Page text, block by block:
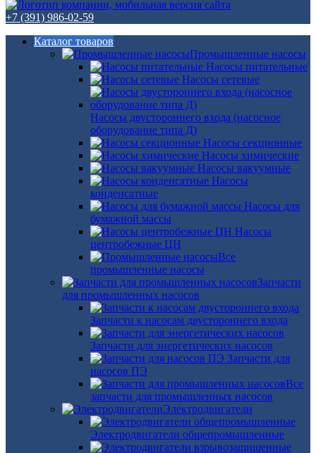
+7 (391) 986-02-59
Каталог товаров
Промышленные насосы
Насосы питательные
Насосы сетевые
Насосы двустороннего входа (насосное
оборудование типа Д)
Насосы секционные
Насосы химические
Насосы вакуумные
Насосы
конденсатные
Насосы для
бумажной массы
Насосы
центробежные ЦН
Все
промышленные насосы
Запчасти
для промышленных насосов
Запчасти к насосам двустороннего входа
Запчасти для энергетических насосов
Запчасти для
насосов ПЭ
Все
запчасти для промышленных насосов
Электродвигатели
Электродвигатели общепромышленные